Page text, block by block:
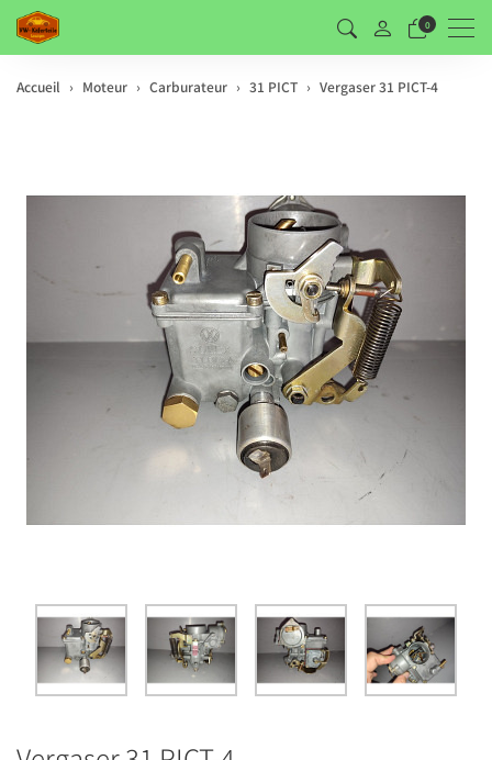
0
Accueil Moteur Carburateur 31 PICT Vergaser 31 PICT-4